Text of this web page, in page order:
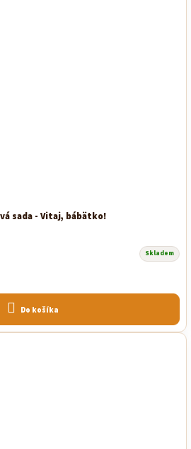
sada - Vitaj, bábätko!
Skladem
Do košíka